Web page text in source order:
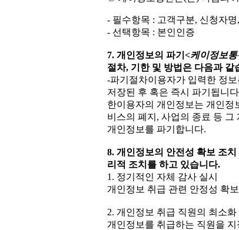
- 필수항목 : 고객구분, 신청자
- 선택항목 : 본인인증
7. 개인정보의 파기 <케이정보통
절차, 기한 및 방법은 다음과 같
-파기절차이용자가 입력한 정
저장된 후 혹은 즉시 파기됩니
한이용자의 개인정보는 개인정
비스의 폐지, 사업의 종료 등
개인정보를 파기합니다.
8. 개인정보의 안전성 확보 조치
리적 조치를 하고 있습니다.
1. 정기적인 자체 감사 실시
개인정보 취급 관련 안정성 확
2. 개인정보 취급 직원의 최소화
개인정보를 취급하는 직원을